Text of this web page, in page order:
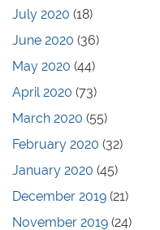
July 2020 (18)
June 2020 (36)
May 2020 (44)
April 2020 (73)
March 2020 (55)
February 2020 (32)
January 2020 (45)
December 2019 (21)
November 2019 (24)